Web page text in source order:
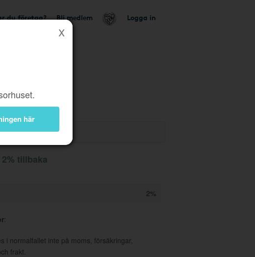
du företag? Bli medlem Logga in
här
tillbaka
2%
:
i normalfallet inte på moms, försäkringar,
frakt.